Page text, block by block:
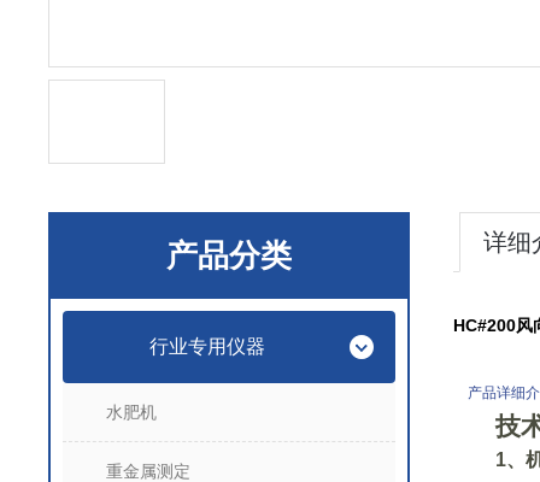
产品分类
行业专用仪器
水肥机
重金属测定
详细
HC#200风
产品详细
技
1、